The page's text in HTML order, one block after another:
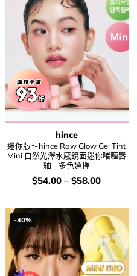
hince
迷你版～hince Raw Glow Gel Tint
Mini 自然光澤水感鏡面迷你啫喱唇
釉 – 多色選擇
價
$54.00 – $58.00
-40%